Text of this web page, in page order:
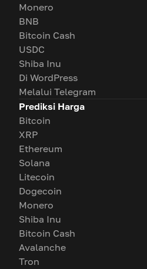
Monero
BNB
Bitcoin Cash
USDC
Shiba Inu
Di WordPress
Melalui Telegram
Prediksi Harga
Bitcoin
XRP
Ethereum
Solana
Litecoin
Dogecoin
Monero
Shiba Inu
Bitcoin Cash
Avalanche
Tron